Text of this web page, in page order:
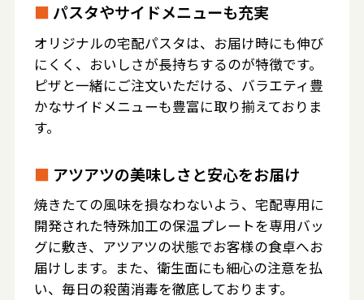
■ パスタやサイドメニューも充実
オリジナルの宅配パスタは、お届け時にも伸び
にくく、おいしさが長持ちするのが特徴です。
ピザと一緒にご注文いただける、バラエティ豊
かなサイドメニューも豊富に取り揃えておりま
す。
■ アツアツの美味しさと安心をお届け
焼きたての風味を損なわないよう、宅配専用に
開発された特殊加工の保温プレートを専用バッ
グに敷き、アツアツの状態でお客様の食卓へお
届けします。また、衛生面にも細心の注意を払
い、毎日の殺菌消毒を徹底しております。